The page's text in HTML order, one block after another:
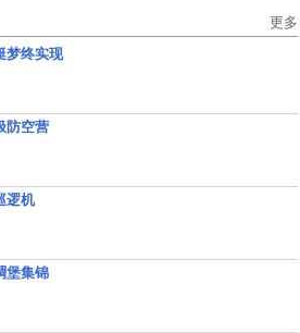
更多
梦终实现
防空营
逻机
堡集锦